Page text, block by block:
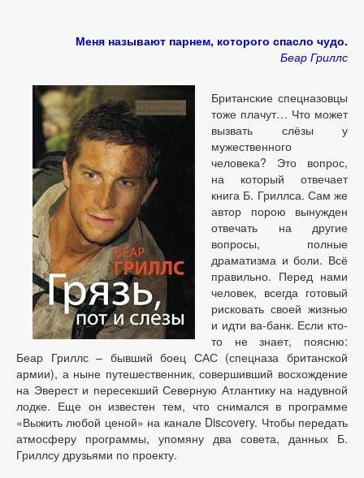
Меня называют парнем, которого спасло чудо.
Беар Гриллс
Британские спецназовцы
тоже плачут… Что может
вызвать слёзы у
мужественного
человека? Это вопрос,
на который отвечает
книга Б. Гриллса. Сам же
автор порою вынужден
отвечать на другие
вопросы, полные
драматизма и боли. Всё
правильно. Перед нами
человек, всегда готовый
рисковать своей жизнью
и идти ва-банк. Если кто-
то не знает, поясню:
Беар Гриллс – бывший боец САС (спецназа британской
армии), а ныне путешественник, совершивший восхождение
на Эверест и пересекший Северную Атлантику на надувной
лодке. Еще он известен тем, что снимался в программе
«Выжить любой ценой» на канале Disсovery. Чтобы передать
атмосферу программы, упомяну два совета, данных Б.
Гриллсу друзьями по проекту.